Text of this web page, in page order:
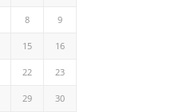
8 9
15 16
22 23
29 30